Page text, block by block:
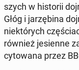
szych w hi­sto­rii
Głóg i ja­rzę­bi­na
nie­któ­rych
również je­sien­ne
cy­to­wa­na przez